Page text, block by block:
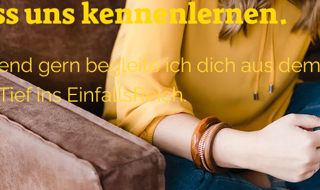
uns kennenlernen.
gern begleite ich dich aus dem
ins EinfallsReich.